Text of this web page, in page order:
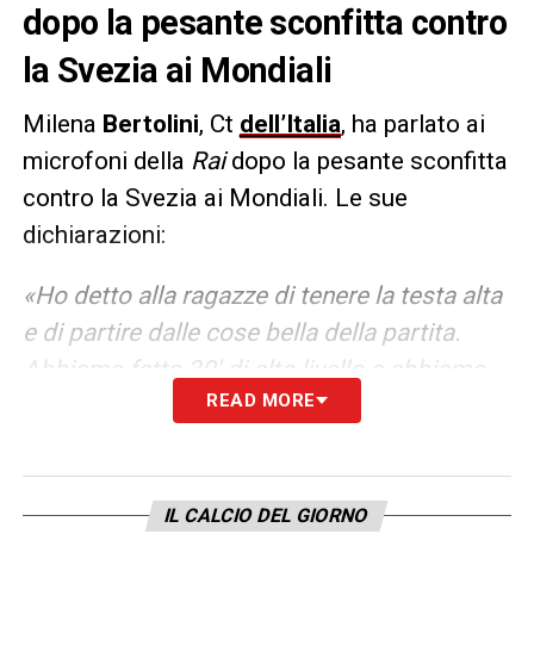
dopo la pesante sconfitta contro
la Svezia ai Mondiali
Milena Bertolini, Ct dell’Italia, ha parlato ai
microfoni della Raidopo la pesante sconfitta
contro la Svezia ai Mondiali. Le sue
dichiarazioni:
«Ho detto alla ragazze di tenere la testa alta
e di partire dalle cose bella della partita.
Abbiamo fatto 30′ di alto livello e abbiamo
concesso soltanto soluzioni da palla inattiva
quello che hanno fatto nel primo tempo. La
Svezia è una squadra forte, ma dobbiamo
READ MORE
IL CALCIO DEL GIORNO